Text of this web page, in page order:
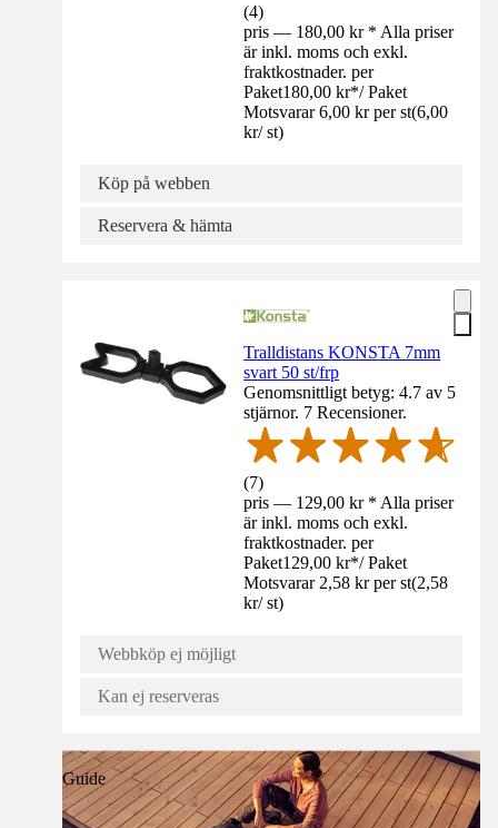
(4)
pris — 180,00 kr * Alla priser
är inkl. moms och exkl.
fraktkostnader. per
Paket180,00 kr*/ Paket
Motsvarar 6,00 kr per st(6,00
kr/ st)
Köp på webben
Reservera & hämta
Tralldistans KONSTA 7mm
svart 50 st/frp
Genomsnittligt betyg: 4.7 av 5
stjärnor. 7 Recensioner.
(7)
pris — 129,00 kr * Alla priser
är inkl. moms och exkl.
fraktkostnader. per
Paket129,00 kr*/ Paket
Motsvarar 2,58 kr per st(2,58
kr/ st)
Webbköp ej möjligt
Kan ej reserveras
Guide